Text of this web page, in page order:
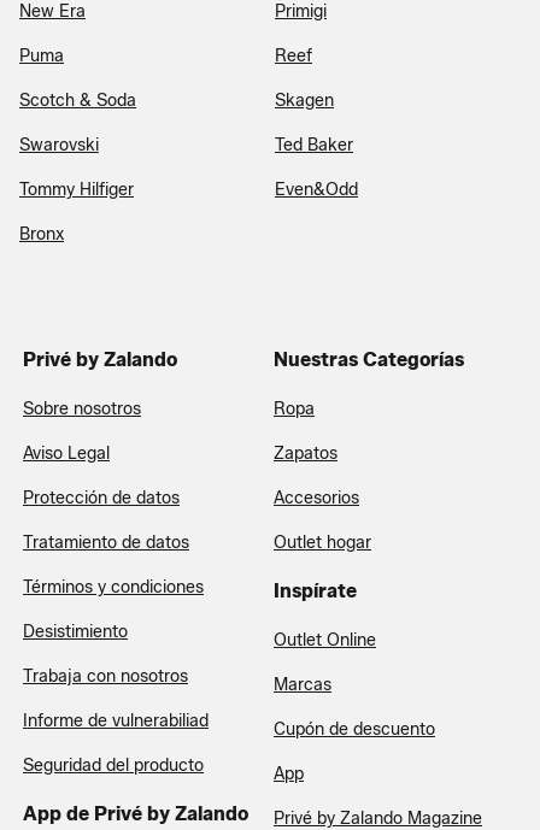
New Era Primigi
Puma Reef
Scotch & Soda Skagen
Swarovski Ted Baker
Tommy Hilfiger Even&Odd
Bronx
Privé by Zalando
Sobre nosotros
Aviso Legal
Protección de datos
Tratamiento de datos
Términos y condiciones
Desistimiento
Trabaja con nosotros
Informe de vulnerabiliad
Seguridad del producto
App de Privé by Zalando
Nuestras Categorías
Ropa
Zapatos
Accesorios
Outlet hogar
Inspírate
Outlet Online
Marcas
Cupón de descuento
App
Privé by Zalando Magazine